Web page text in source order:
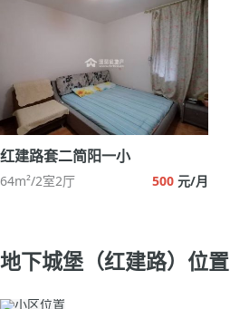
红建路套二简阳一小
64m²/2室2厅 500 元/月
地下城堡（红建路）位置